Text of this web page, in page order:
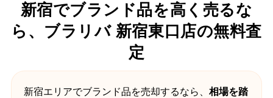
新宿でブランド品を高く売るな
ら、ブラリバ 新宿東口店の無料査
定
新宿エリアでブランド品を売却するなら、 相場を踏